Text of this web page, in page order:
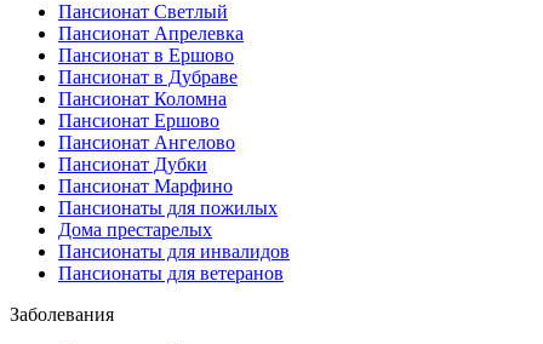
Пансионат Светлый
Пансионат Апрелевка
Пансионат в Ершово
Пансионат в Дубраве
Пансионат Коломна
Пансионат Ершово
Пансионат Ангелово
Пансионат Дубки
Пансионат Марфино
Пансионаты для пожилых
Дома престарелых
Пансионаты для инвалидов
Пансионаты для ветеранов
Заболевания